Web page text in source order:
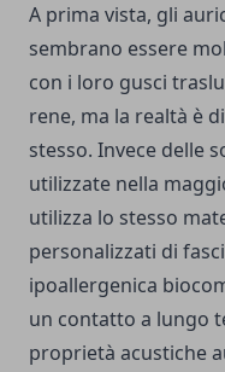
A prima vista, gli
sembrano essere
con i loro gusci
rene, ma la realtà è
stesso. Invece delle
utilizzate nella
utilizza lo stesso
personalizzati di
ipoallergenica
un contatto a lungo
proprietà acustiche